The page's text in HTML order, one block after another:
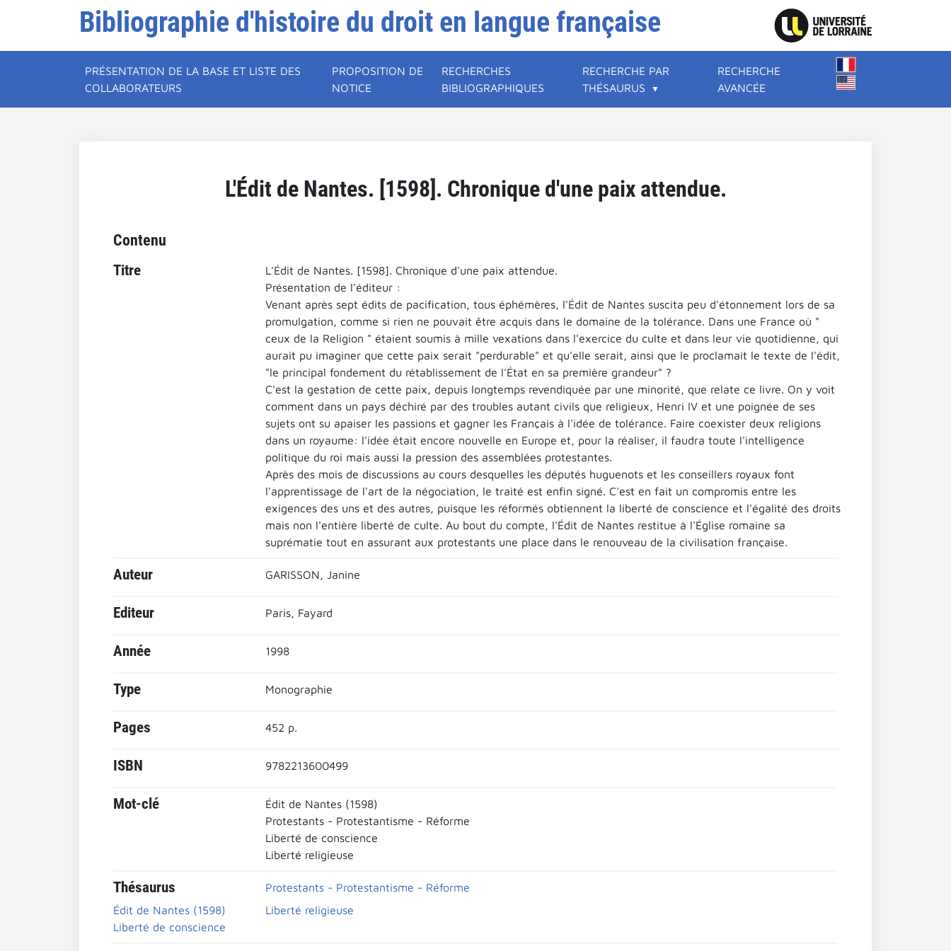
Bibliographie d'histoire du droit en langue française
PRÉSENTATION DE LA BASE ET LISTE DES
COLLABORATEURS
PROPOSITION DE
NOTICE
RECHERCHES
BIBLIOGRAPHIQUES
RECHERCHE PAR
THÉSAURUS
RECHERCHE
AVANCÉE
L'Édit de Nantes. [1598]. Chronique d'une paix attendue.
Contenu
Titre
L'Édit de Nantes. [1598]. Chronique d'une paix attendue.
Présentation de l'éditeur :
Venant après sept édits de pacification, tous éphémères, l'Édit de Nantes suscita peu d'étonnement lors de sa
promulgation, comme si rien ne pouvait être acquis dans le domaine de la tolérance. Dans une France où "
ceux de la Religion " étaient soumis à mille vexations dans l'exercice du culte et dans leur vie quotidienne, qui
aurait pu imaginer que cette paix serait "perdurable" et qu'elle serait, ainsi que le proclamait le texte de l'édit,
"le principal fondement du rétablissement de l'État en sa première grandeur" ?
C'est la gestation de cette paix, depuis longtemps revendiquée par une minorité, que relate ce livre. On y voit
comment dans un pays déchiré par des troubles autant civils que religieux, Henri IV et une poignée de ses
sujets ont su apaiser les passions et gagner les Français à l'idée de tolérance. Faire coexister deux religions
dans un royaume: l'idée était encore nouvelle en Europe et, pour la réaliser, il faudra toute l'intelligence
politique du roi mais aussi la pression des assemblées protestantes.
Après des mois de discussions au cours desquelles les députés huguenots et les conseillers royaux font
l'apprentissage de l'art de la négociation, le traité est enfin signé. C'est en fait un compromis entre les
exigences des uns et des autres, puisque les réformés obtiennent la liberté de conscience et l'égalité des droits
mais non l'entière liberté de culte. Au bout du compte, l'Édit de Nantes restitue à l'Église romaine sa
suprématie tout en assurant aux protestants une place dans le renouveau de la civilisation française.
Auteur GARISSON, Janine
Editeur Paris, Fayard
Année 1998
Type Monographie
Pages 452 p.
ISBN 9782213600499
Mot-clé
Édit de Nantes (1598)
Protestants - Protestantisme - Réforme
Liberté de conscience
Liberté religieuse
Thésaurus
Protestants - Protestantisme - Réforme
Édit de Nantes (1598)
Liberté religieuse
Liberté de conscience